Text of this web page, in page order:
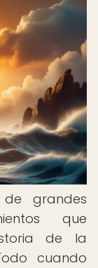
grandes
que
de la
cuando